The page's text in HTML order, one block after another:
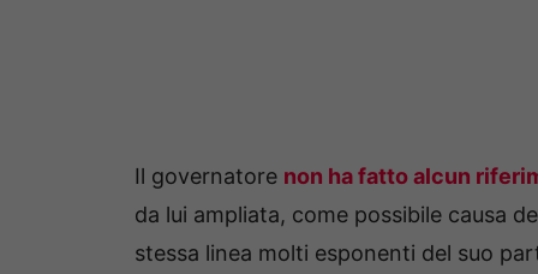
Il governatore non ha fatto alcun
da lui ampliata, come possibile causa
stessa linea molti esponenti del suo